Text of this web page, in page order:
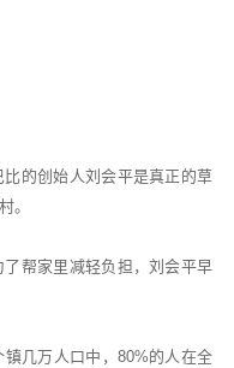
的创始人刘会平是真正的草
。
帮家里减轻负担，刘会平早
几万人口中，80%的人在全